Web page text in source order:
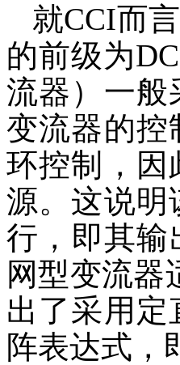
就CCI而
的前级为
流器）一般
变流器的控
环控制，因
源。这说明
行，即其输
网型变流器
出了采用定
阵表达式，